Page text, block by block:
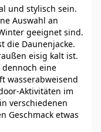
und stylisch sein.
Auswahl an
geeignet sind.
die Daunenjacke.
eisig kalt ist.
eine
wasserabweisend
Aktivitäten im
verschiedenen
Geschmack etwas